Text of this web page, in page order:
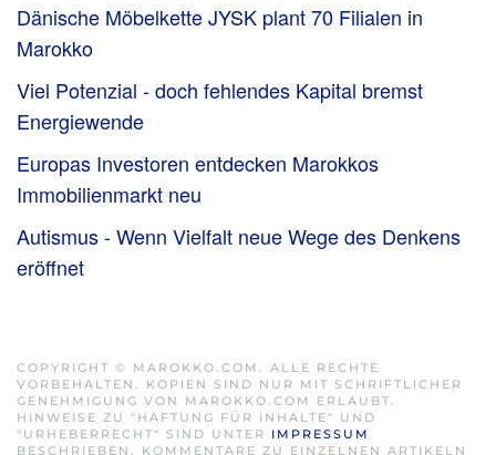
Dänische Möbelkette JYSK plant 70 Filialen in
Marokko
Viel Potenzial - doch fehlendes Kapital bremst
Energiewende
Europas Investoren entdecken Marokkos
Immobilienmarkt neu
Autismus - Wenn Vielfalt neue Wege des Denkens
eröffnet
COPYRIGHT © MAROKKO.COM. ALLE RECHTE
VORBEHALTEN. KOPIEN SIND NUR MIT SCHRIFTLICHER
GENEHMIGUNG VON MAROKKO.COM ERLAUBT.
HINWEISE ZU "HAFTUNG FÜR INHALTE" UND
"URHEBERRECHT" SIND UNTER IMPRESSUM
BESCHRIEBEN. KOMMENTARE ZU EINZELNEN ARTIKELN